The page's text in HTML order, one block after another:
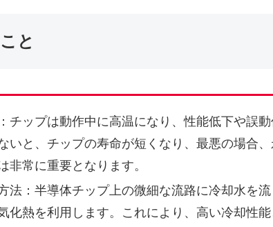
と
チップは動作中に高温になり、性能低下や誤
いと、チップの寿命が短くなり、最悪の場合
非常に重要となります。
法：半導体チップ上の微細な流路に冷却水を
化熱を利用します。これにより、高い冷却性